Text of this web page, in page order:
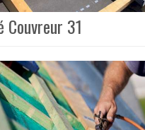
Couvreur 31